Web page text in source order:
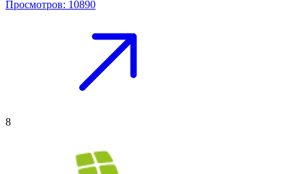
Просмотров: 10890
8